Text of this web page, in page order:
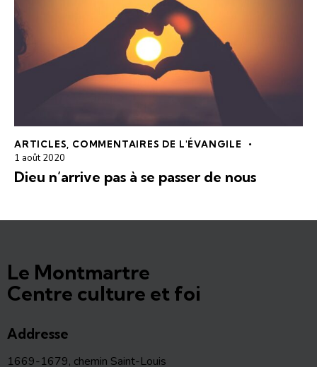
ARTICLES COMMENTAIRES DE L'ÉVANGILE
1 août 2020
Dieu n’arrive pas à se passer de nous
Le Montmartre
Centre culture et foi
Addresse
1669-1679, chemin Saint-Louis